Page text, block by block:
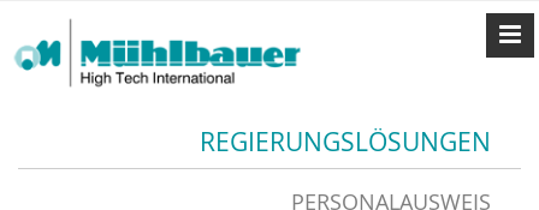
REGIERUNGSLÖSUNGEN
PERSONALAUSWEIS